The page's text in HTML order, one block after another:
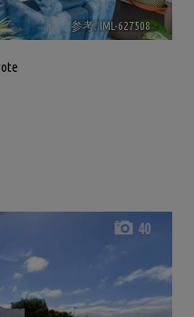
参考. IML-627508 🔗
40